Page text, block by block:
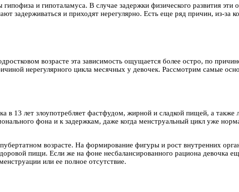
и гипоталамуса. В случае задержки физического развития эти
задерживаться и приходят нерегулярно. Есть еще ряд причин, из-за
возрасте эта зависимость ощущается более остро, по
нерегулярного цикла месячных у девочек. Рассмотрим самые
13 лет злоупотребляет фастфудом, жирной и сладкой пищей, а также
фона и к задержкам, даже когда менструальный цикл уже
возрасте. На формирование фигуры и рост внутренних
пищи. Если же на фоне несбалансированного рациона девочка
или ее полное отсутствие.